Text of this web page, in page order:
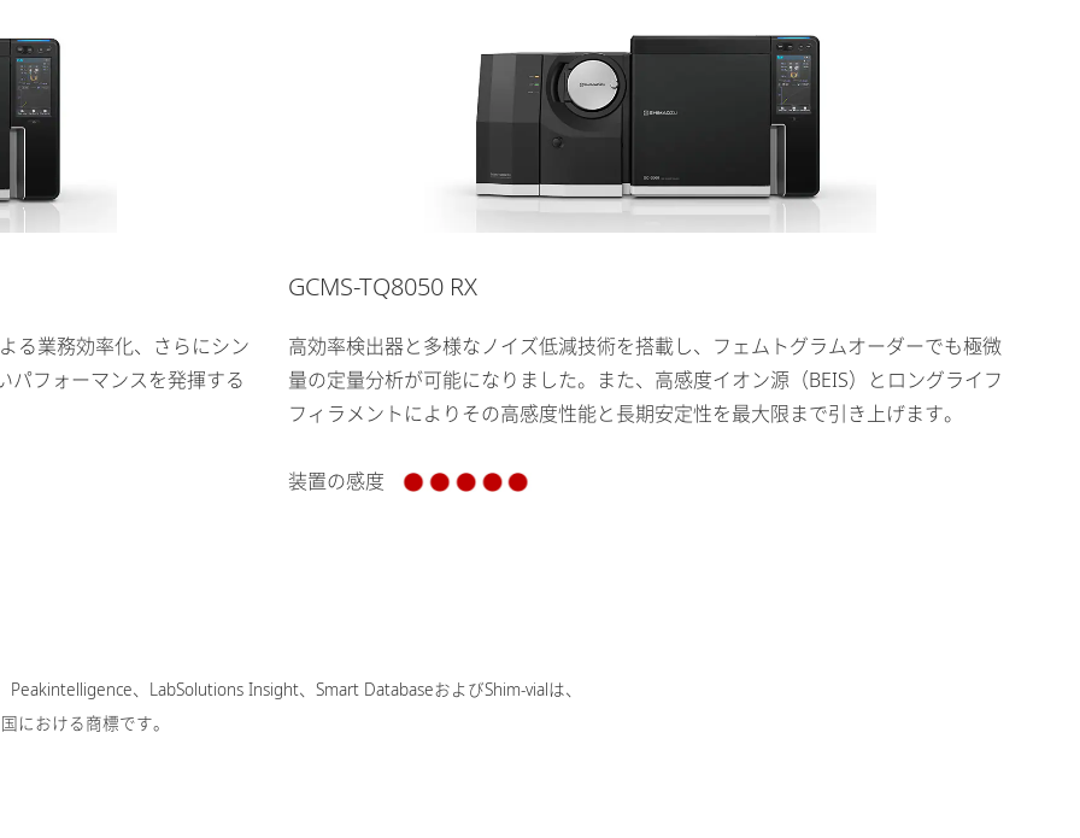
る業務効率化、さらにシン
パフォーマンスを発揮する
GCMS-TQ8050 RX
高効率検出器と多様なノイズ低減技術を搭載し、フェムトグラムオーダーでも極微
量の定量分析が可能になりました。また、高感度イオン源（BEIS）とロングライフ
フィラメントによりその高感度性能と長期安定性を最大限まで引き上げます。
装置の感度
、LabSolutions Insight、Smart DatabaseおよびShim-vialは、
における商標です。